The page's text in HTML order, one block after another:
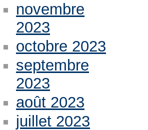
novembre
2023
octobre 2023
septembre
2023
août 2023
juillet 2023